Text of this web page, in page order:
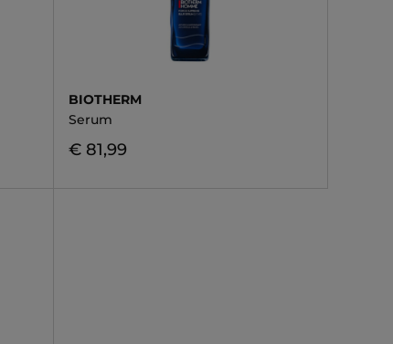
BIOTHERM
Serum
€ 81,99